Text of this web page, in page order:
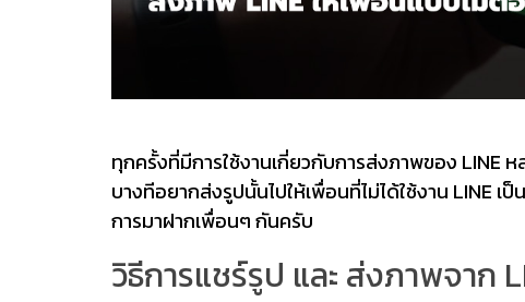
ทุกครั้งที่มีการใช้งานเกี่ยวกับการส่งภาพของ LINE
บางทีอยากส่งรูปนั้นไปให้เพื่อนที่ไม่ได้ใช้งาน LINE
การมาฝากเพื่อนๆ กันครับ
วิธีการแชร์รูป และ ส่งภาพจาก